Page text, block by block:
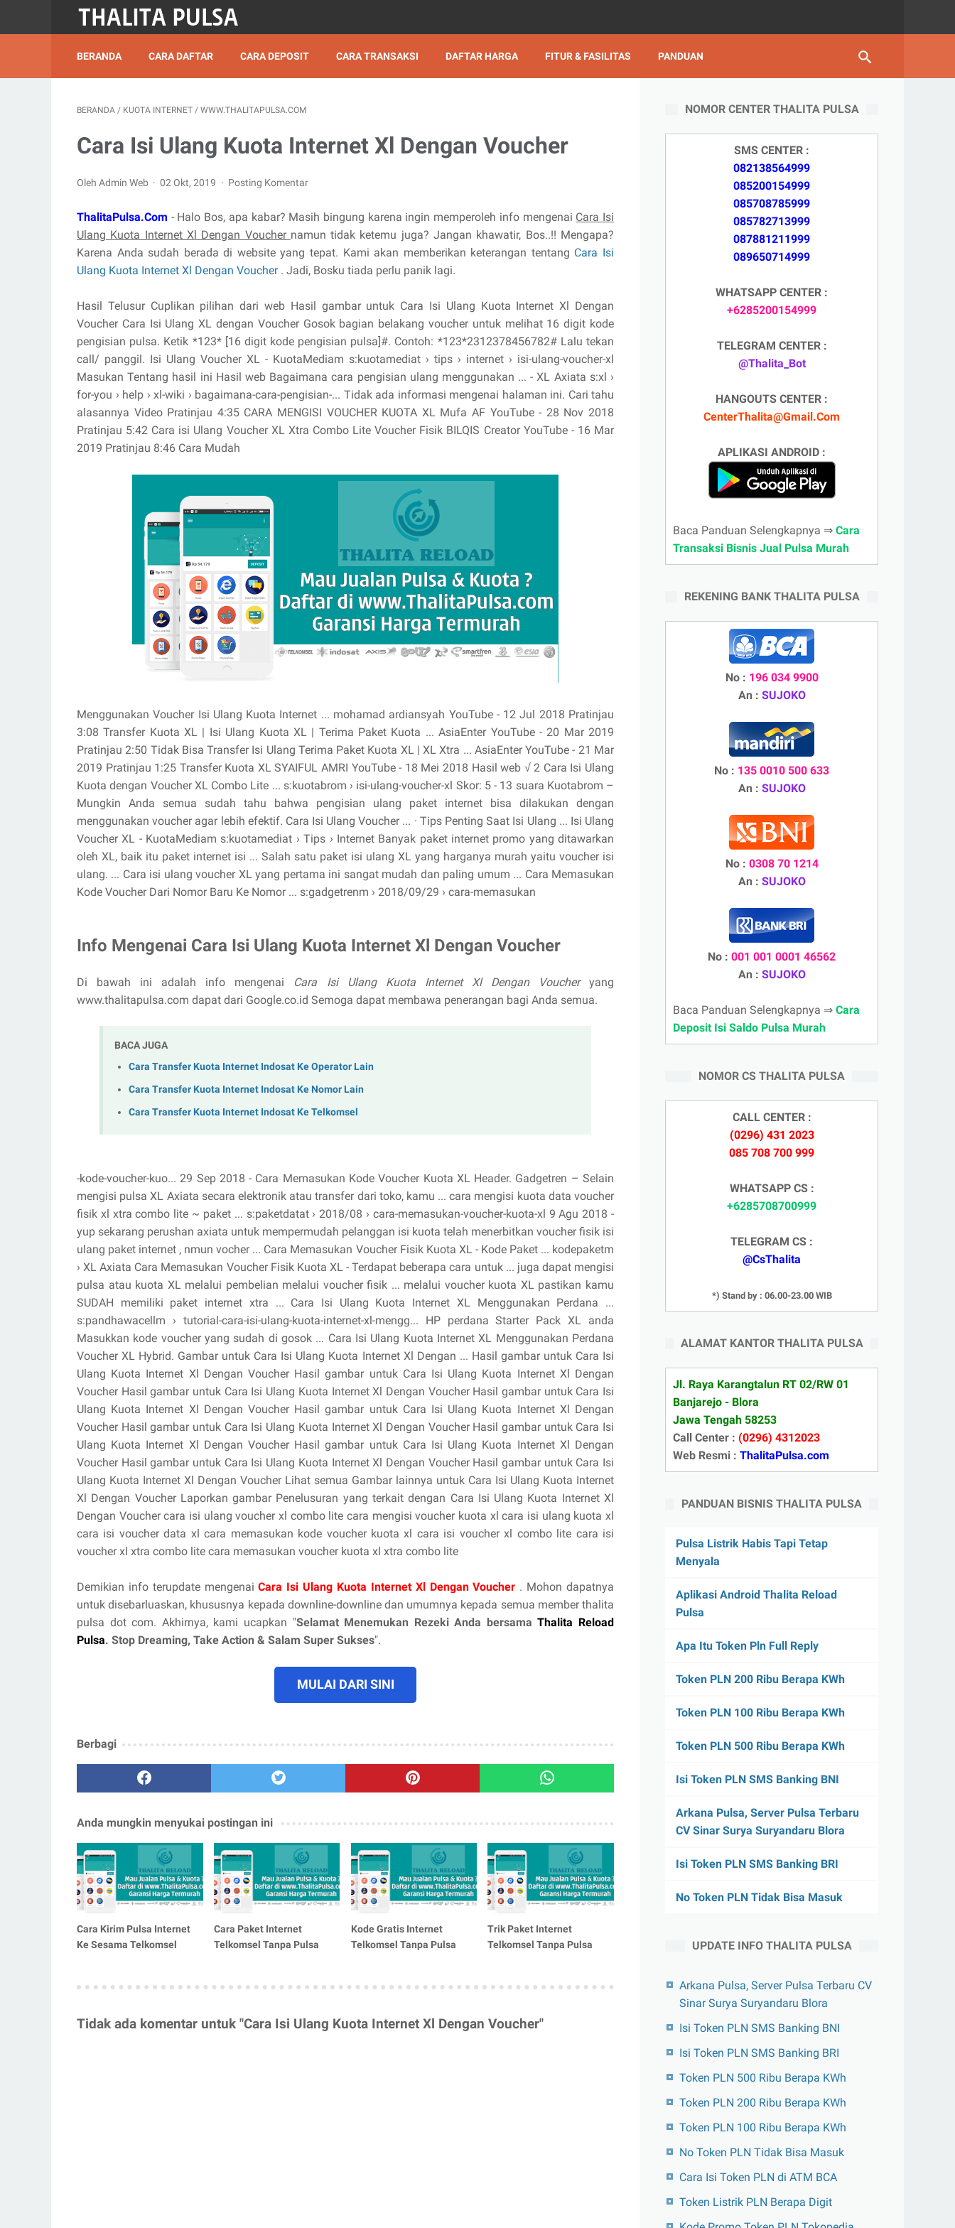
BERANDA CARA DAFTAR CARA DEPOSIT CARA TRANSAKSI DAFTAR HARGA FITUR & FASILITAS PANDUAN
BERANDA / KUOTA INTERNET / WWW.THALITAPULSA.COM
Cara Isi Ulang Kuota Internet Xl Dengan Voucher
Oleh Admin Web 02 Okt, 2019 Posting Komentar
ThalitaPulsa.Com - Halo Bos, apa kabar? Masih bingung karena ingin memperoleh info mengenai Cara Isi
Ulang Kuota Internet Xl Dengan Voucher namun tidak ketemu juga? Jangan khawatir, Bos..!! Mengapa?
Karena Anda sudah berada di website yang tepat. Kami akan memberikan keterangan tentang Cara Isi
Ulang Kuota Internet Xl Dengan Voucher . Jadi, Bosku tiada perlu panik lagi.
Hasil Telusur Cuplikan pilihan dari web Hasil gambar untuk Cara Isi Ulang Kuota Internet Xl Dengan
Voucher Cara Isi Ulang XL dengan Voucher Gosok bagian belakang voucher untuk melihat 16 digit kode
pengisian pulsa. Ketik *123* [16 digit kode pengisian pulsa]#. Contoh: *123*2312378456782# Lalu tekan
call/ panggil. Isi Ulang Voucher XL - KuotaMediam s:kuotamediat › tips › internet › isi-ulang-voucher-xl
Masukan Tentang hasil ini Hasil web Bagaimana cara pengisian ulang menggunakan ... - XL Axiata s:xl ›
for-you › help › xl-wiki › bagaimana-cara-pengisian-... Tidak ada informasi mengenai halaman ini. Cari tahu
alasannya Video Pratinjau 4:35 CARA MENGISI VOUCHER KUOTA XL Mufa AF YouTube - 28 Nov 2018
Pratinjau 5:42 Cara isi Ulang Voucher XL Xtra Combo Lite Voucher Fisik BILQIS Creator YouTube - 16 Mar
2019 Pratinjau 8:46 Cara Mudah
Menggunakan Voucher Isi Ulang Kuota Internet ... mohamad ardiansyah YouTube - 12 Jul 2018 Pratinjau
3:08 Transfer Kuota XL | Isi Ulang Kuota XL | Terima Paket Kuota ... AsiaEnter YouTube - 20 Mar 2019
Pratinjau 2:50 Tidak Bisa Transfer Isi Ulang Terima Paket Kuota XL | XL Xtra ... AsiaEnter YouTube - 21 Mar
2019 Pratinjau 1:25 Transfer Kuota XL SYAIFUL AMRI YouTube - 18 Mei 2018 Hasil web √ 2 Cara Isi Ulang
Kuota dengan Voucher XL Combo Lite ... s:kuotabrom › isi-ulang-voucher-xl Skor: 5 - ‎13 suara Kuotabrom –
Mungkin Anda semua sudah tahu bahwa pengisian ulang paket internet bisa dilakukan dengan
menggunakan voucher agar lebih efektif. ‎Cara Isi Ulang Voucher ... · ‎Tips Penting Saat Isi Ulang ... Isi Ulang
Voucher XL - KuotaMediam s:kuotamediat › Tips › Internet Banyak paket internet promo yang ditawarkan
oleh XL, baik itu paket internet isi ... Salah satu paket isi ulang XL yang harganya murah yaitu voucher isi
ulang. ... Cara isi ulang voucher XL yang pertama ini sangat mudah dan paling umum ... Cara Memasukan
Kode Voucher Dari Nomor Baru Ke Nomor ... s:gadgetrenm › 2018/09/29 › cara-memasukan
Info Mengenai Cara Isi Ulang Kuota Internet Xl Dengan Voucher
Di bawah ini adalah info mengenai Cara Isi Ulang Kuota Internet Xl Dengan Voucheryang
www.thalitapulsa.com dapat dari Google.co.id Semoga dapat membawa penerangan bagi Anda semua.
BACA JUGA
Cara Transfer Kuota Internet Indosat Ke Operator Lain
Cara Transfer Kuota Internet Indosat Ke Nomor Lain
Cara Transfer Kuota Internet Indosat Ke Telkomsel
-kode-voucher-kuo... 29 Sep 2018 - Cara Memasukan Kode Voucher Kuota XL Header. Gadgetren – Selain
mengisi pulsa XL Axiata secara elektronik atau transfer dari toko, kamu ... cara mengisi kuota data voucher
fisik xl xtra combo lite ~ paket ... s:paketdatat › 2018/08 › cara-memasukan-voucher-kuota-xl 9 Agu 2018 -
yup sekarang perushan axiata untuk mempermudah pelanggan isi kuota telah menerbitkan voucher fisik isi
ulang paket internet , nmun vocher ... Cara Memasukan Voucher Fisik Kuota XL - Kode Paket ... kodepaketm
› XL Axiata Cara Memasukan Voucher Fisik Kuota XL - Terdapat beberapa cara untuk ... juga dapat mengisi
pulsa atau kuota XL melalui pembelian melalui voucher fisik ... melalui voucher kuota XL pastikan kamu
SUDAH memiliki paket internet xtra ... Cara Isi Ulang Kuota Internet XL Menggunakan Perdana ...
s:pandhawacellm › tutorial-cara-isi-ulang-kuota-internet-xl-mengg... HP perdana Starter Pack XL anda
Masukkan kode voucher yang sudah di gosok ... Cara Isi Ulang Kuota Internet XL Menggunakan Perdana
Voucher XL Hybrid. Gambar untuk Cara Isi Ulang Kuota Internet Xl Dengan ... Hasil gambar untuk Cara Isi
Ulang Kuota Internet Xl Dengan Voucher Hasil gambar untuk Cara Isi Ulang Kuota Internet Xl Dengan
Voucher Hasil gambar untuk Cara Isi Ulang Kuota Internet Xl Dengan Voucher Hasil gambar untuk Cara Isi
Ulang Kuota Internet Xl Dengan Voucher Hasil gambar untuk Cara Isi Ulang Kuota Internet Xl Dengan
Voucher Hasil gambar untuk Cara Isi Ulang Kuota Internet Xl Dengan Voucher Hasil gambar untuk Cara Isi
Ulang Kuota Internet Xl Dengan Voucher Hasil gambar untuk Cara Isi Ulang Kuota Internet Xl Dengan
Voucher Hasil gambar untuk Cara Isi Ulang Kuota Internet Xl Dengan Voucher Hasil gambar untuk Cara Isi
Ulang Kuota Internet Xl Dengan Voucher Lihat semua Gambar lainnya untuk Cara Isi Ulang Kuota Internet
Xl Dengan Voucher Laporkan gambar Penelusuran yang terkait dengan Cara Isi Ulang Kuota Internet Xl
Dengan Voucher cara isi ulang voucher xl combo lite cara mengisi voucher kuota xl cara isi ulang kuota xl
cara isi voucher data xl cara memasukan kode voucher kuota xl cara isi voucher xl combo lite cara isi
voucher xl xtra combo lite cara memasukan voucher kuota xl xtra combo lite
Demikian info terupdate mengenaiCara Isi Ulang Kuota Internet Xl Dengan Voucher . Mohon dapatnya
untuk disebarluaskan, khususnya kepada downline-downline dan umumnya kepada semua member thalita
pulsa dot com. Akhirnya, kami ucapkan "Selamat Menemukan Rezeki Anda bersamaThalita Reload
Pulsa. Stop Dreaming, Take Action & Salam Super Sukses".
MULAI DARI SINI
Berbagi
Anda mungkin menyukai postingan ini
Cara Kirim Pulsa Internet
Ke Sesama Telkomsel
Cara Paket Internet
Telkomsel Tanpa Pulsa
Kode Gratis Internet
Telkomsel Tanpa Pulsa
Trik Paket Internet
Telkomsel Tanpa Pulsa
Tidak ada komentar untuk "Cara Isi Ulang Kuota Internet Xl Dengan Voucher"
NOMOR CENTER THALITA PULSA
SMS CENTER :
082138564999
085200154999
085708785999
085782713999
087881211999
089650714999
WHATSAPP CENTER :
+6285200154999
TELEGRAM CENTER :
@Thalita_Bot
HANGOUTS CENTER :
CenterThalita@Gmail.Com
APLIKASI ANDROID :
Baca Panduan Selengkapnya ⇒ Cara
Transaksi Bisnis Jual Pulsa Murah
REKENING BANK THALITA PULSA
No : 196 034 9900
An : SUJOKO
No : 135 0010 500 633
An : SUJOKO
No : 0308 70 1214
An : SUJOKO
No : 001 001 0001 46562
An : SUJOKO
Baca Panduan Selengkapnya ⇒ Cara
Deposit Isi Saldo Pulsa Murah
NOMOR CS THALITA PULSA
CALL CENTER :
(0296) 431 2023
085 708 700 999
WHATSAPP CS :
+6285708700999
TELEGRAM CS :
@CsThalita
*) Stand by : 06.00-23.00 WIB
ALAMAT KANTOR THALITA PULSA
Jl. Raya Karangtalun RT 02/RW 01
Banjarejo - Blora
Jawa Tengah 58253
Call Center : (0296) 4312023
Web Resmi : ThalitaPulsa.com
PANDUAN BISNIS THALITA PULSA
Pulsa Listrik Habis Tapi Tetap
Menyala
Aplikasi Android Thalita Reload
Pulsa
Apa Itu Token Pln Full Reply
Token PLN 200 Ribu Berapa KWh
Token PLN 100 Ribu Berapa KWh
Token PLN 500 Ribu Berapa KWh
Isi Token PLN SMS Banking BNI
Arkana Pulsa, Server Pulsa Terbaru
CV Sinar Surya Suryandaru Blora
Isi Token PLN SMS Banking BRI
No Token PLN Tidak Bisa Masuk
UPDATE INFO THALITA PULSA
Arkana Pulsa, Server Pulsa Terbaru CV
Sinar Surya Suryandaru Blora
Isi Token PLN SMS Banking BNI
Isi Token PLN SMS Banking BRI
Token PLN 500 Ribu Berapa KWh
Token PLN 200 Ribu Berapa KWh
Token PLN 100 Ribu Berapa KWh
No Token PLN Tidak Bisa Masuk
Cara Isi Token PLN di ATM BCA
Token Listrik PLN Berapa Digit